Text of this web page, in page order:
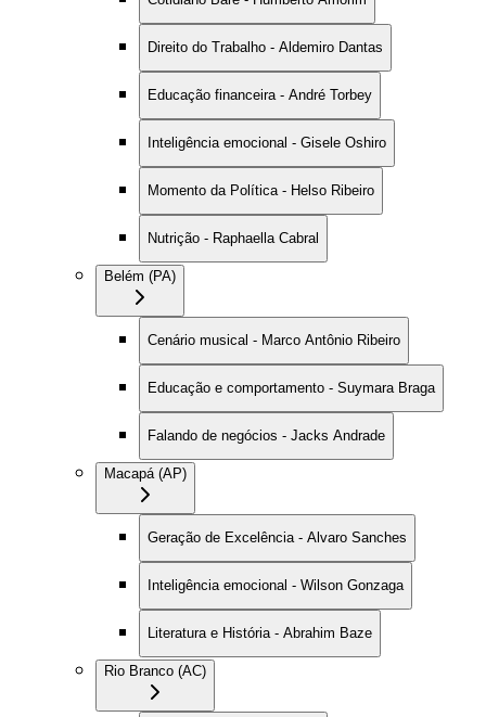
Direito do Trabalho - Aldemiro Dantas
Educação financeira - André Torbey
Inteligência emocional - Gisele Oshiro
Momento da Política - Helso Ribeiro
Nutrição - Raphaella Cabral
Belém (PA)
Cenário musical - Marco Antônio Ribeiro
Educação e comportamento - Suymara Braga
Falando de negócios - Jacks Andrade
Macapá (AP)
Geração de Excelência - Alvaro Sanches
Inteligência emocional - Wilson Gonzaga
Literatura e História - Abrahim Baze
Rio Branco (AC)